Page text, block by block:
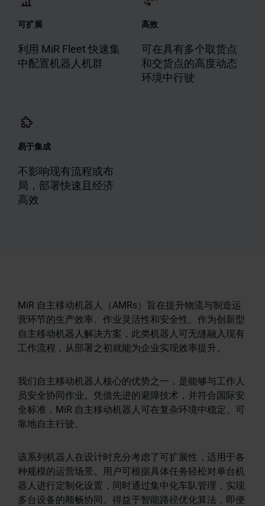
可扩展
利用 MiR Fleet 快速集
中配置机器人机群
高效
可在具有多个取货点
和交货点的高度动态
环境中行驶
易于集成
不影响现有流程或布
局，部署快速且经济
高效
MiR 自主移动机器人（AMRs）旨在提升物流与制造运
营环节的生产效率、作业灵活性和安全性。作为创新型
自主移动机器人解决方案，此类机器人可无缝融入现有
工作流程，从部署之初就能为企业实现效率提升。
我们自主移动机器人核心的优势之一，是能够与工作人
员安全协同作业。凭借先进的避障技术，并符合国际安
全标准，MiR 自主移动机器人可在复杂环境中稳定、可
靠地自主行驶。
该系列机器人在设计时充分考虑了可扩展性，适用于各
种规模的运营场景。用户可根据具体任务轻松对单台机
器人进行定制化设置，同时通过集中化车队管理，实现
多台设备的顺畅协同。得益于智能路径优化算法，即便